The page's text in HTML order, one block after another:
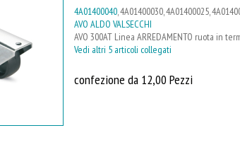
4A01400040, 4A01400030, 4A01400025,
AVO ALDO VALSECCHI
AVO 300AT Linea ARREDAMENTO ruota in
Vedi altri 5 articoli collegati
confezione da 12,00 Pezzi